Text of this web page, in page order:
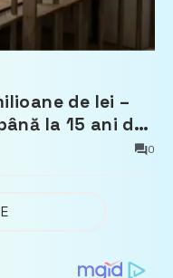
de lei –
la 15 ani de
0